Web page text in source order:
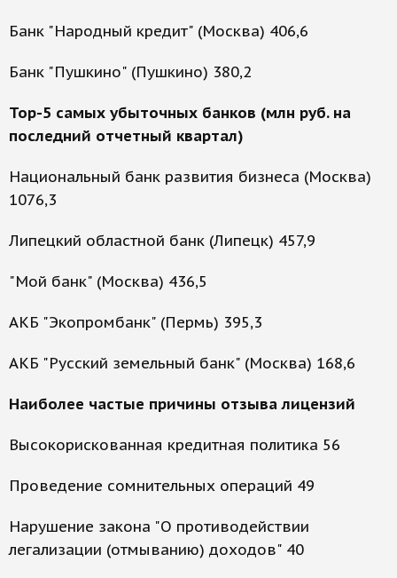
Банк "Народный кредит" (Москва) 406,6
Банк "Пушкино" (Пушкино) 380,2
Top-5 самых убыточных банков (млн руб. на
последний отчетный квартал)
Национальный банк развития бизнеса (Москва)
1076,3
Липецкий областной банк (Липецк) 457,9
"Мой банк" (Москва) 436,5
АКБ "Экопромбанк" (Пермь) 395,3
АКБ "Русский земельный банк" (Москва) 168,6
Наиболее частые причины отзыва лицензий
Высокорискованная кредитная политика 56
Проведение сомнительных операций 49
Нарушение закона "О противодействии
легализации (отмыванию) доходов" 40